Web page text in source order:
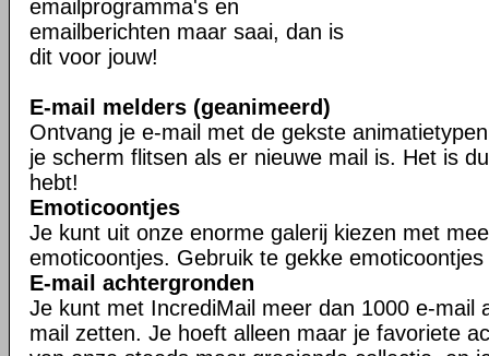
emailprogramma's en
emailberichten maar saai, dan is
dit voor jouw!
E-mail melders (geanimeerd)
Ontvang je e-mail met de gekste
je scherm flitsen als er nieuwe mail is. Het is
hebt!
Emoticoontjes
Je kunt uit onze enorme galerij kiezen met
emoticoontjes. Gebruik te gekke
E-mail achtergronden
Je kunt met IncrediMail meer dan 1000 e-mail
mail zetten. Je hoeft alleen maar je favoriete